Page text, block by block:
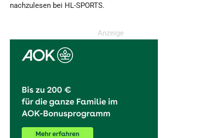
nachzulesen bei HL-SPORTS.
Anzeige